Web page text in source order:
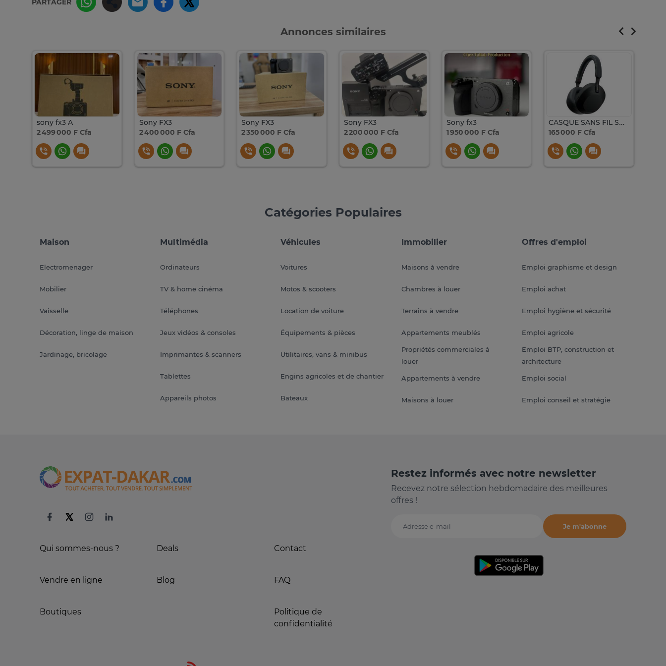
PARTAGER
Annonces similaires
sony fx3 A
2 499 000 F Cfa
Sony FX3
2 400 000 F Cfa
Sony FX3
2 350 000 F Cfa
Sony FX3
2 200 000 F Cfa
Sony fx3
1 950 000 F Cfa
CASQUE SANS FIL SONY A REDUIRE DE BRUIT NOIR WH1000XM5
165 000 F Cfa
Catégories Populaires
Maison
Electromenager
Mobilier
Vaisselle
Décoration, linge de maison
Jardinage, bricolage
Multimédia
Ordinateurs
TV & home cinéma
Téléphones
Jeux vidéos & consoles
Imprimantes & scanners
Tablettes
Appareils photos
Véhicules
Voitures
Motos & scooters
Location de voiture
Équipements & pièces
Utilitaires, vans & minibus
Engins agricoles et de chantier
Bateaux
Immobilier
Maisons à vendre
Chambres à louer
Terrains à vendre
Appartements meublés
Propriétés commerciales à
louer
Appartements à vendre
Maisons à louer
Offres d'emploi
Emploi graphisme et design
Emploi achat
Emploi hygiène et sécurité
Emploi agricole
Emploi BTP, construction et
architecture
Emploi social
Emploi conseil et stratégie
Qui sommes-nous ?
Vendre en ligne
Boutiques
Deals
Blog
Contact
FAQ
Politique de
confidentialité
Restez informés avec notre newsletter
Recevez notre sélection hebdomadaire des meilleures
offres !
Adresse e-mail
Je m'abonne